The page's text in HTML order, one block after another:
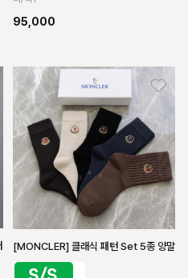
95,000
[MONCLER] 클래식 패턴 Set 5종 양말